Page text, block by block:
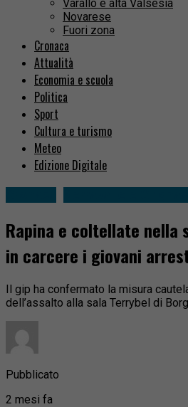
Varallo e alta Valsesia
Novarese
Fuori zona
Cronaca
Attualità
Economia e scuola
Politica
Sport
Cultura e turismo
Meteo
Edizione Digitale
Rapina e coltellate nella
in carcere i giovani
Il gip ha confermato la misura
dell’assalto alla sala Terrybel di
Pubblicato
2 mesi fa